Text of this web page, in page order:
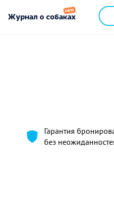
Журнал о собаках
Гарантия
без